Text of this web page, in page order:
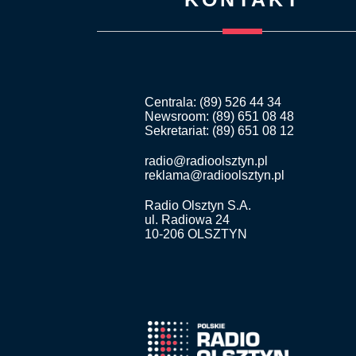
Centrala: (89) 526 44 34
Newsroom: (89) 651 08 48
Sekretariat: (89) 651 08 12
radio@radioolsztyn.pl
reklama@radioolsztyn.pl
Radio Olsztyn S.A.
ul. Radiowa 24
10-206 OLSZTYN